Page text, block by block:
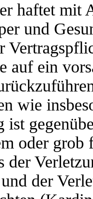
haftet mit
und
auf ein
wie
oder grob
der
der